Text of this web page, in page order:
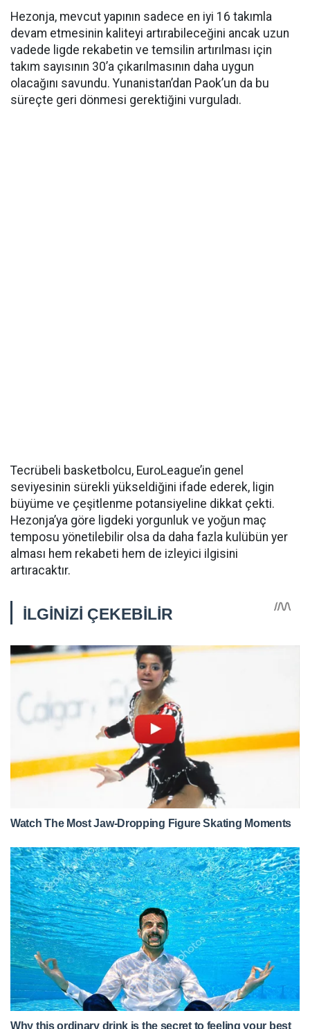
Hezonja, mevcut yapının sadece en iyi 16 takımla
devam etmesinin kaliteyi artırabileceğini ancak uzun
vadede ligde rekabetin ve temsilin artırılması için
takım sayısının 30’a çıkarılmasının daha uygun
olacağını savundu. Yunanistan’dan Paok’un da bu
süreçte geri dönmesi gerektiğini vurguladı.
Tecrübeli basketbolcu, EuroLeague’in genel
seviyesinin sürekli yükseldiğini ifade ederek, ligin
büyüme ve çeşitlenme potansiyeline dikkat çekti.
Hezonja’ya göre ligdeki yorgunluk ve yoğun maç
temposu yönetilebilir olsa da daha fazla kulübün yer
alması hem rekabeti hem de izleyici ilgisini
artıracaktır.